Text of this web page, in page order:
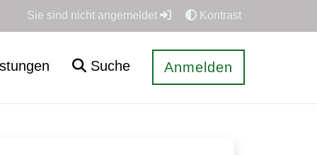
Sie sind nicht angemeldet Kontrast
Suche Anmelden